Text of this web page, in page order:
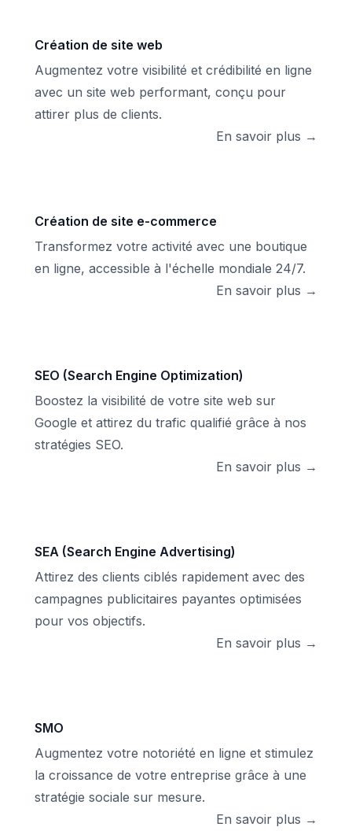
raisonnable
nous
garantissons
un service
niveau élevé
de
compétences
avec des
solutions sur
mesure. Nous
services
mezzanines
et bien plus.
Création de site web
Augmentez votre visibilité et crédibilité en ligne
avec un site web performant, conçu pour
attirer plus de clients.
En savoir plus →
Création de site e-commerce
Transformez votre activité avec une boutique
en ligne, accessible à l'échelle mondiale 24/7.
En savoir plus →
SEO (Search Engine Optimization)
Boostez la visibilité de votre site web sur
Google et attirez du trafic qualifié grâce à nos
stratégies SEO.
En savoir plus →
SEA (Search Engine Advertising)
Attirez des clients ciblés rapidement avec des
campagnes publicitaires payantes optimisées
pour vos objectifs.
En savoir plus →
SMO
Augmentez votre notoriété en ligne et stimulez
la croissance de votre entreprise grâce à une
stratégie sociale sur mesure.
En savoir plus →